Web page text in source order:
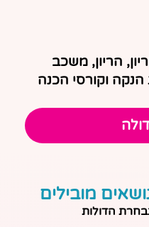
הריון, משכב
הנקה וקורסי הכנה
מובילים
הדולות